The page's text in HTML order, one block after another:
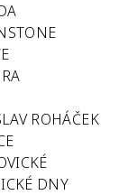
ROHÁČEK
DNY